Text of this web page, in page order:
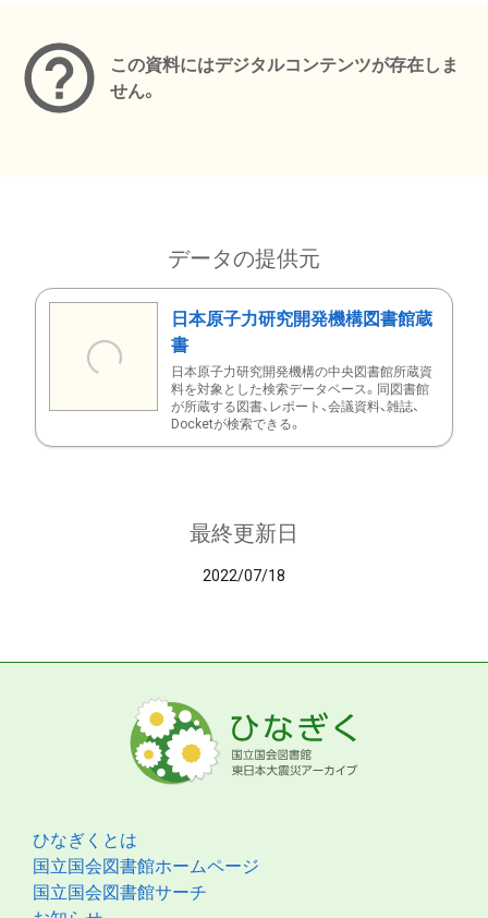
この資料にはデジタルコンテンツが存在しま
せん。
データの提供元
日本原子力研究開発機構図書館蔵
書
日本原子力研究開発機構の中央図書館所蔵資
料を対象とした検索データベース。同図書館
が所蔵する図書、レポート、会議資料、雑誌、
Docketが検索できる。
最終更新日
2022/07/18
ひなぎくとは
国立国会図書館ホームページ
国立国会図書館サーチ